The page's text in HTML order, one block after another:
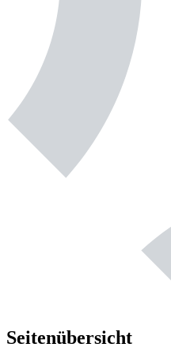
Seitenübersicht